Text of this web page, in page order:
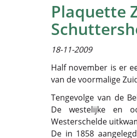
Plaquette
18-11-2009
Half november is er
van de voormalige
Tengevolge van de
De westelijke en
Westerschelde
De in 1858